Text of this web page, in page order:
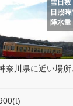
雪日数
日照
降水量
奈川県に近い場